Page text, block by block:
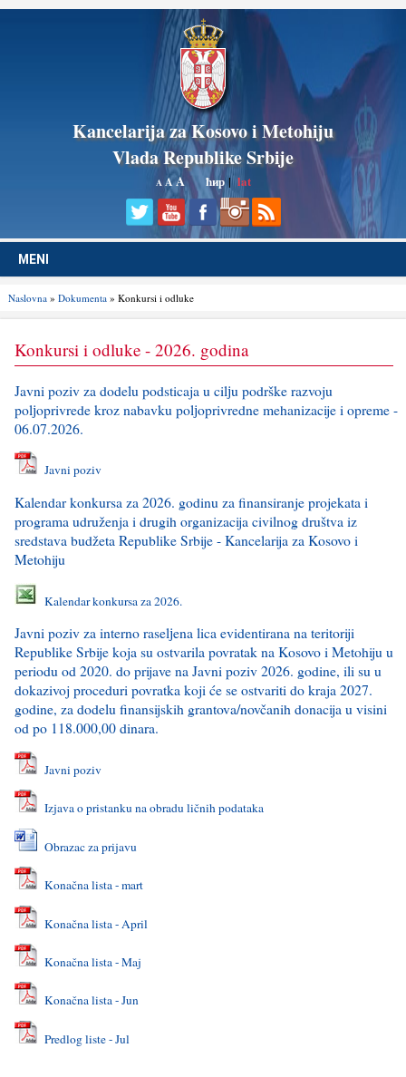
Kancelarija za Kosovo i Metohiju
Vlada Republike Srbije
A AA ћир|lat
MENI
Naslovna» Dokumenta» Konkursi i odluke
Konkursi i odluke - 2026. godina
Javni poziv za dodelu podsticaja u cilјu podrške razvoju
polјoprivrede kroz nabavku polјoprivredne mehanizacije i opreme -
06.07.2026.
Javni poziv
Kalendar konkursa za 2026. godinu za finansiranje projekata i
programa udruženja i drugih organizacija civilnog društva iz
sredstava budžeta Republike Srbije - Kancelarija za Kosovo i
Metohiju
Kalendar konkursa za 2026.
Javni poziv za interno raselјena lica evidentirana na teritoriji
Republike Srbije koja su ostvarila povratak na Kosovo i Metohiju u
periodu od 2020. do prijave na Javni poziv 2026. godine, ili su u
dokazivoj proceduri povratka koji će se ostvariti do kraja 2027.
godine, za dodelu finansijskih grantova/novčanih donacija u visini
od po 118.000,00 dinara.
Javni poziv
Izjava o pristanku na obradu ličnih podataka
Obrazac za prijavu
Konačna lista - mart
Konačna lista - April
Konačna lista - Maj
Konačna lista - Jun
Predlog liste - Jul